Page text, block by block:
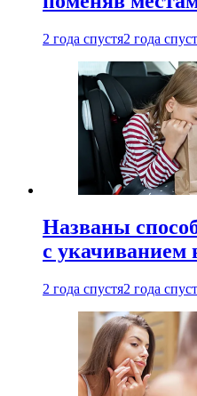
2 года спустя2 года
Названы
с укачиванием
2 года спустя2 года